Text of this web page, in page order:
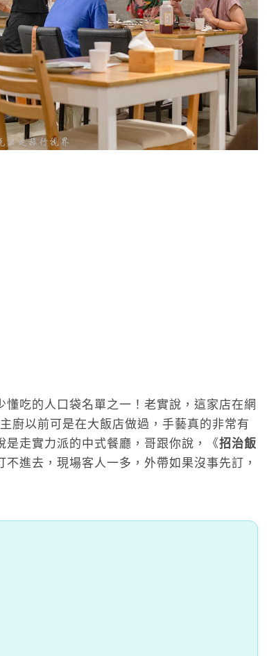
懂吃的人口袋名單之一！老實說，這家店在網
廚以前可是在大飯店做過，手藝真的非常有
走實力派的中式餐廳，哥跟你說，《招治飯
進去，現場客人一多，外帶如果沒事先訂，